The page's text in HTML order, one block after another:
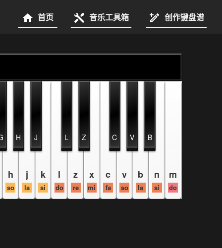
首页 音乐工具箱 创作键盘谱
h
so
j
la
k
si
l
do
z
re
x
mi
c
fa
v
so
b
la
n
si
m
do
H J L Z C V B